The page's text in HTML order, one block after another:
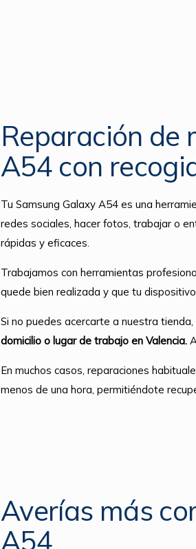
Reparación de
A54 con
Tu Samsung Galaxy A54 es una
redes sociales, hacer fotos, trabajar o
rápidas y eficaces.
Trabajamos con herramientas
quede bien realizada y que tu
Si no puedes acercarte a nuestra
domicilio o lugar de trabajo en Valencia.
En muchos casos, reparaciones
menos de una hora, permitiéndote
Averías más
A54